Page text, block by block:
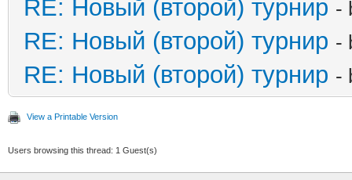
RE: Новый (второй) турнир -
RE: Новый (второй) турнир -
RE: Новый (второй) турнир -
View a Printable Version
Users browsing this thread: 1 Guest(s)